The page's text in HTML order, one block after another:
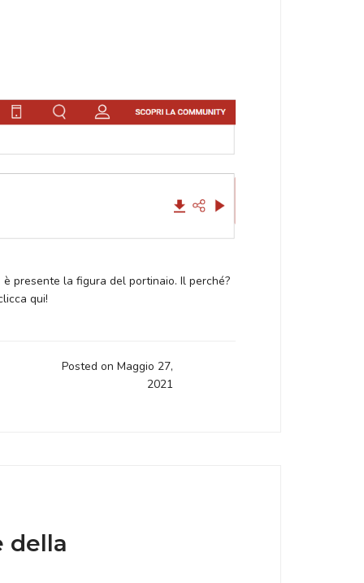
presente la figura del portinaio. Il perché?
qui!
Posted on Maggio 27,
2021
della